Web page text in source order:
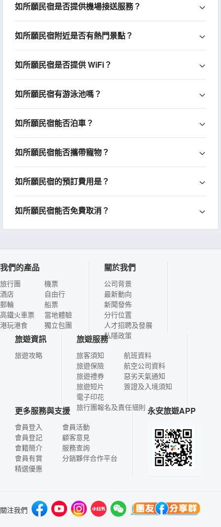
如所願民宿是否提供機場接送服務？
如所願民宿附近是否有熱門景點？
如所願民宿是否提供 WiFi？
如所願民宿有游泳池嗎？
如所願民宿能否泊車？
如所願民宿能否攜帶寵物？
如所願民宿的預訂費用是？
如所願民宿能否免費取消？
我們的產品
旅行團
酒店
郵輪
高鐵火車票
港玩港食
機票
自由行
船票
當地體驗
獨立包團
關於我們
公司背景
最新動向
新聞發佈
分行位置
人才招聘及發展
私隱政策
旅遊資訊
旅遊攻略
旅遊服務
旅客須知
旅遊保險
旅遊禮券
旅遊短片
電子印花
航班資料
航空公司資料
惡劣天氣通知
簽證及入境須知
旅行團報名及責任細則
更多服務與支援
會員登入
會員登記
會籍簡介
會員有賞
精選優惠
會員活動
顧客意見
服務查詢
分銷夥伴合作平台
永安旅遊APP
關注我們